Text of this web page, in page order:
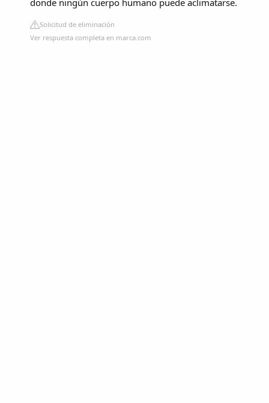
donde ningún cuerpo humano puede aclimatarse.
Solicitud de eliminación
Ver respuesta completa en marca.com